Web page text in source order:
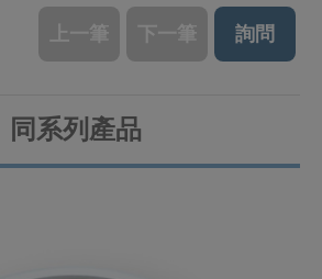
上一筆 下一筆 詢問
同系列產品